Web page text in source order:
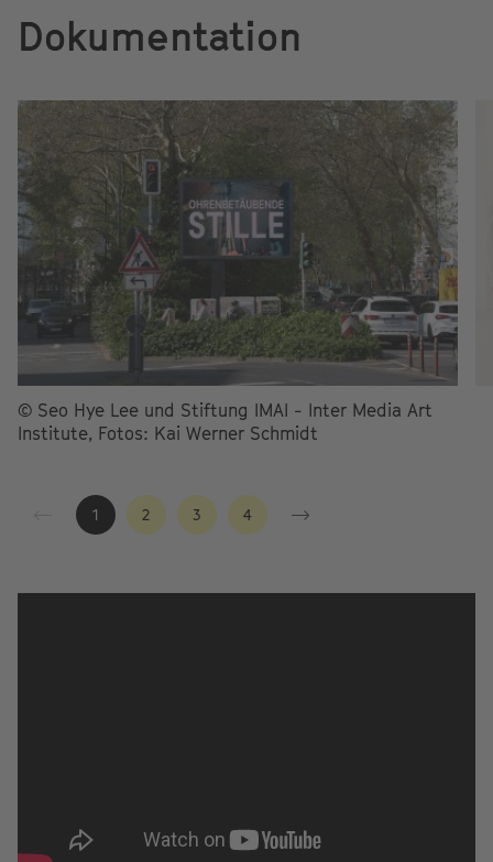
Dokumentation
© Seo Hye Lee und Stiftung IMAI - Inter Media Art
Institute, Fotos: Kai Werner Schmidt
1 2 3 4